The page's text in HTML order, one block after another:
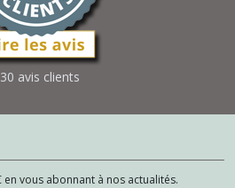
avis clients
vous abonnant à nos actualités.